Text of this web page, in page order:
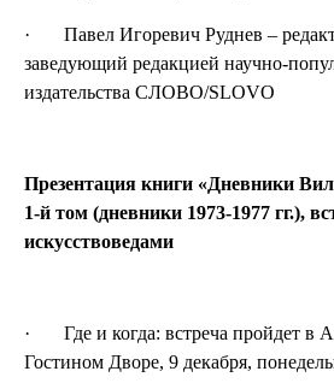
· Павел Игоревич Руднев –
заведующий редакцией научно-
издательства СЛОВО/SLOVO
Презентация книги «Дневники
1-й том (дневники 1973-1977 гг.),
искусствоведами
· Где и когда: встреча пройдет в
Гостином Дворе, 9 декабря,